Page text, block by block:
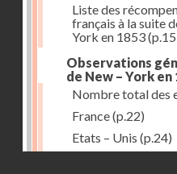
Liste des
français à la suite
York en 1853
Observations
de New – York en
Nombre total des
France(p.22)
Etats – Unis (p.24)